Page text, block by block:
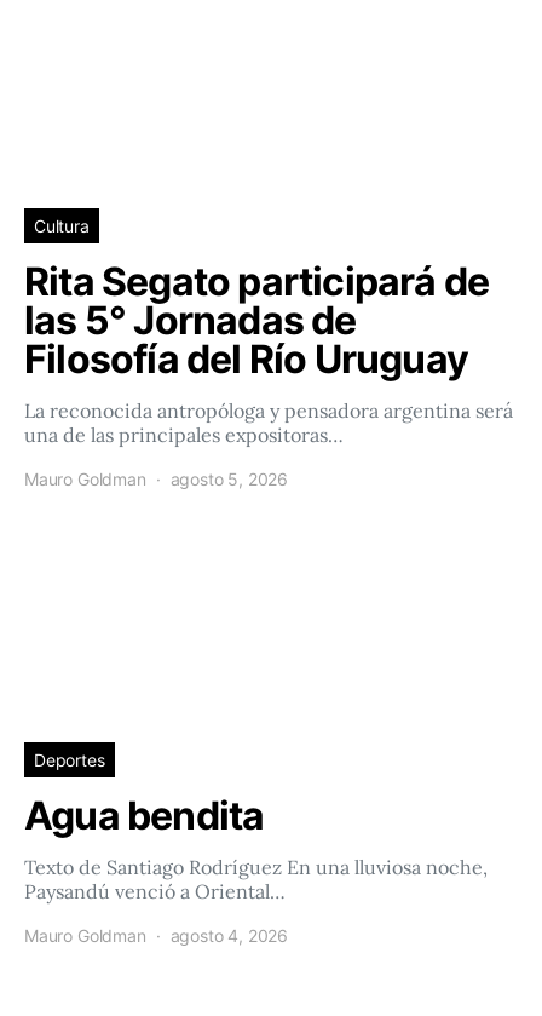
Cultura
Rita Segato participará de
las 5° Jornadas de
Filosofía del Río Uruguay
La reconocida antropóloga y pensadora argentina será
una de las principales expositoras…
Mauro Goldman agosto 5, 2026
Deportes
Agua bendita
Texto de Santiago Rodríguez En una lluviosa noche,
Paysandú venció a Oriental…
Mauro Goldman agosto 4, 2026